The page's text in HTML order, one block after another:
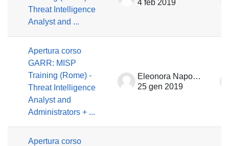
Threat Intelligence
Analyst and ...
4 feb 2019
Apertura corso
GARR: MISP
Training (Rome) -
Threat Intelligence
Analyst and
Administrators + ...
Eleonora Napolitano
25 gen 2019
Apertura corso